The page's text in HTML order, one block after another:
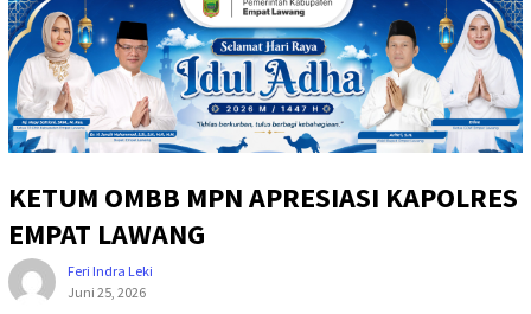
KETUM OMBB MPN APRESIASI KAPOLRES
EMPAT LAWANG
Feri Indra Leki
Juni 25, 2026